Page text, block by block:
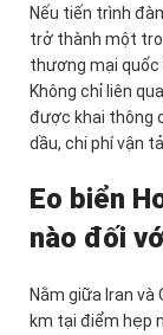
Nếu tiến trình
trở thành một
thương mại quốc
Không chỉ liên
được khai thông
dầu, chi phí vận
Eo biển
nào đối
Nằm giữa Iran và
km tại điểm hẹp